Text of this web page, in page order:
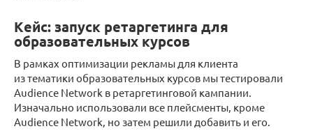
Кейс: запуск ретаргетинга для
образовательных курсов
В рамках оптимизации рекламы для клиента
из тематики образовательных курсов мы тестировали
Audience Network в ретаргетинговой кампании.
Изначально использовали все плейсменты, кроме
Audience Network, но затем решили добавить и его.